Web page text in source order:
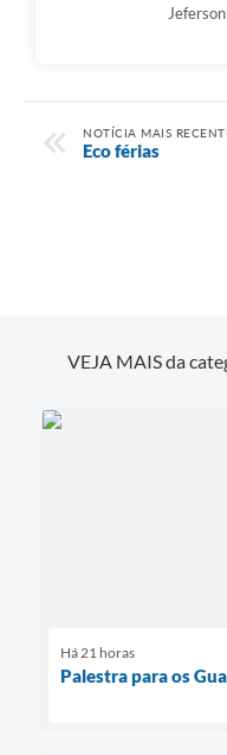
NOTÍCIA MAIS
Eco férias
VEJA MAIS da
Há 21 horas
Palestra para os